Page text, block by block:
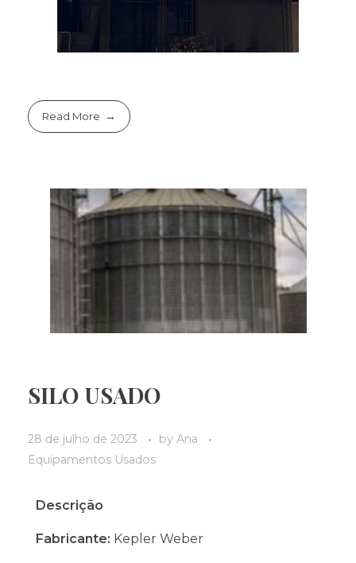
Read More
SILO USADO
28 de julho de 2023 by Ana
Equipamentos Usados
Descrição
Fabricante: Kepler Weber